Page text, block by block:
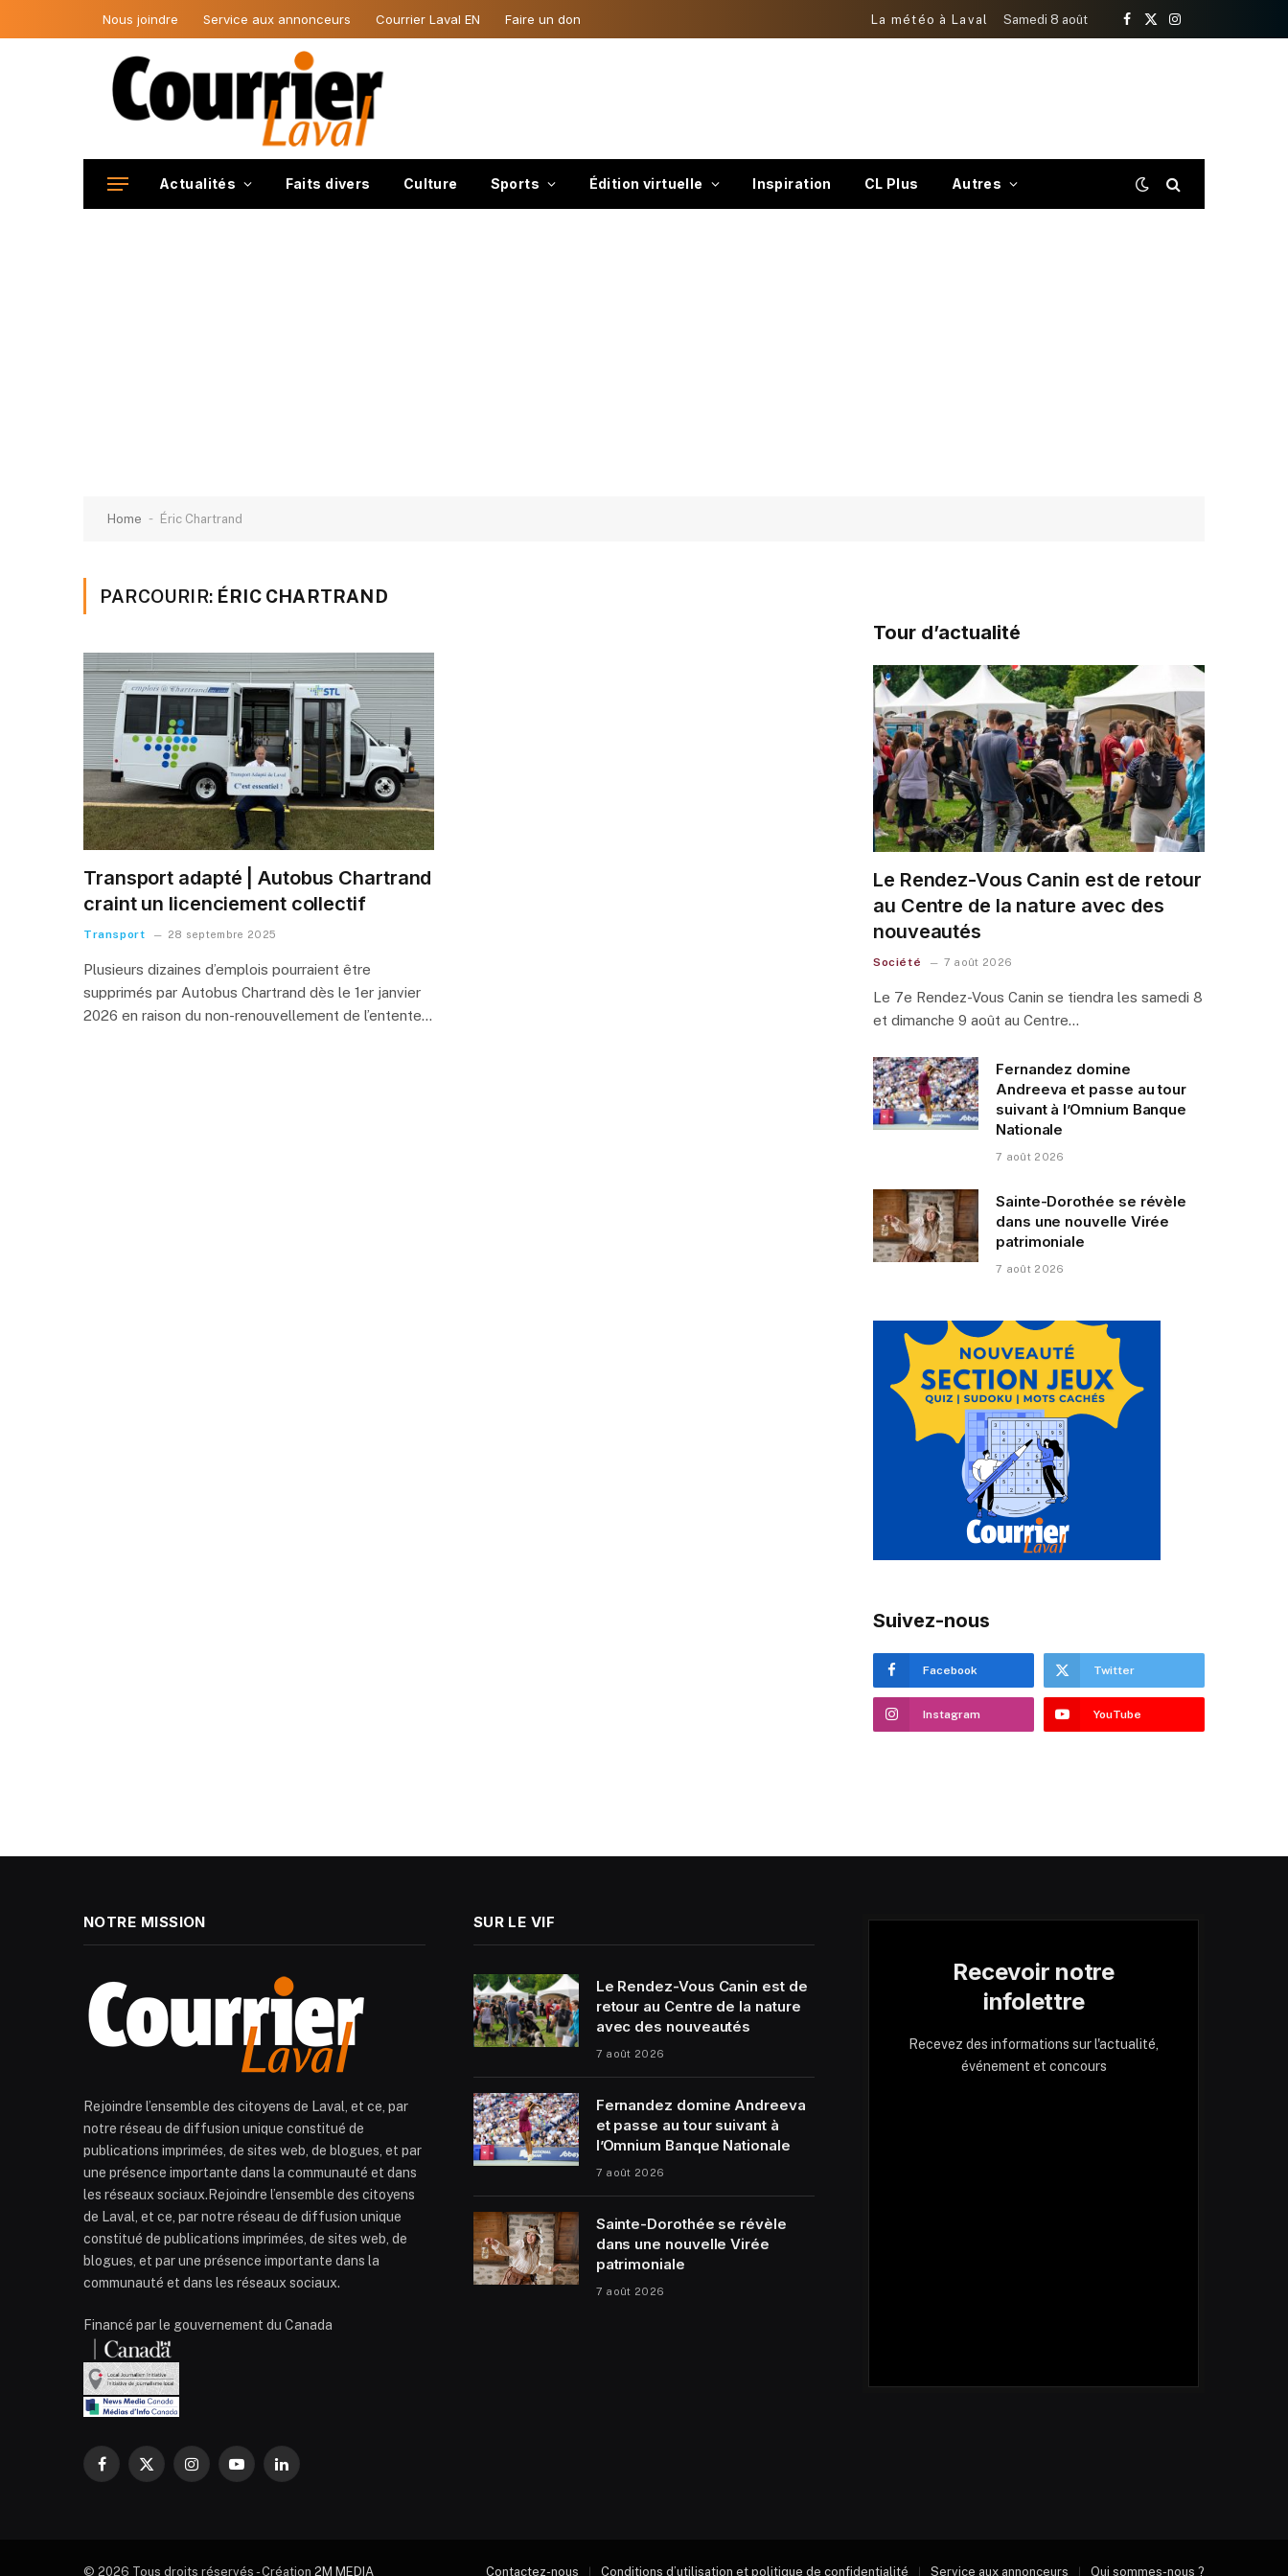
Nous joindre Service aux annonceurs Courrier Laval EN Faire un don La météo à Laval Samedi 8 août
Facebook
X
Instagram
Actualités Faits divers Culture Sports Édition virtuelle Inspiration CL Plus Autres
Home - Éric Chartrand
PARCOURIR: ÉRIC CHARTRAND
Transport adapté | Autobus Chartrand
craint un licenciement collectif
Transport 28 septembre 2025
Plusieurs dizaines d’emplois pourraient être
supprimés par Autobus Chartrand dès le 1er janvier
2026 en raison du non-renouvellement de l’entente…
Tour d’actualité
Le Rendez-Vous Canin est de retour
au Centre de la nature avec des
nouveautés
Société 7 août 2026
Le 7e Rendez-Vous Canin se tiendra les samedi 8
et dimanche 9 août au Centre…
Fernandez domine
Andreeva et passe au tour
suivant à l’Omnium Banque
Nationale
7 août 2026
Sainte-Dorothée se révèle
dans une nouvelle Virée
patrimoniale
7 août 2026
Suivez-nous
Facebook Twitter
Instagram YouTube
NOTRE MISSION
Rejoindre l’ensemble des citoyens de Laval, et ce, par
notre réseau de diffusion unique constitué de
publications imprimées, de sites web, de blogues, et par
une présence importante dans la communauté et dans
les réseaux sociaux.Rejoindre l’ensemble des citoyens
de Laval, et ce, par notre réseau de diffusion unique
constitué de publications imprimées, de sites web, de
blogues, et par une présence importante dans la
communauté et dans les réseaux sociaux.
Financé par le gouvernement du Canada
Facebook
X
InstagramYouTubeLinkedIn
SUR LE VIF
Le Rendez-Vous Canin est de
retour au Centre de la nature
avec des nouveautés
7 août 2026
Fernandez domine Andreeva
et passe au tour suivant à
l’Omnium Banque Nationale
7 août 2026
Sainte-Dorothée se révèle
dans une nouvelle Virée
patrimoniale
7 août 2026
Recevoir notre
infolettre
Recevez des informations sur l'actualité,
événement et concours
© 2026 Tous droits réservés - Création 2M MEDIA Contactez-nous Conditions d’utilisation et politique de confidentialité Service aux annonceurs Qui sommes-nous ?